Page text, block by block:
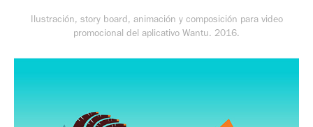
Ilustración, story board, animación y composición para video
promocional del aplicativo Wantu. 2016.